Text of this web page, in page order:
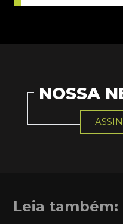
NOSSA
Leia também: